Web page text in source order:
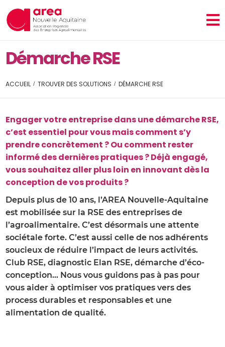
Démarche RSE
ACCUEIL TROUVER DES SOLUTIONS DÉMARCHE RSE
Engager votre entreprise dans une démarche RSE,
c’est essentiel pour vous mais comment s’y
prendre concrètement ? Ou comment rester
informé des dernières pratiques ? Déjà engagé,
vous souhaitez aller plus loin en innovant dès la
conception de vos produits ?
Depuis plus de 10 ans, l’AREA Nouvelle-Aquitaine
est mobilisée sur la RSE des entreprises de
l’agroalimentaire. C’est désormais une attente
sociétale forte. C’est aussi celle de nos adhérents
soucieux de réduire l’impact de leurs activités.
Club RSE, diagnostic Elan RSE, démarche d’éco-
conception… Nous vous guidons pas à pas pour
vous aider à optimiser vos pratiques vers des
process durables et responsables et une
alimentation de qualité.